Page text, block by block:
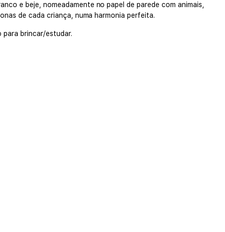
e beje, nomeadamente no papel de parede com animais,
de cada criança, numa harmonia perfeita.
brincar/estudar.